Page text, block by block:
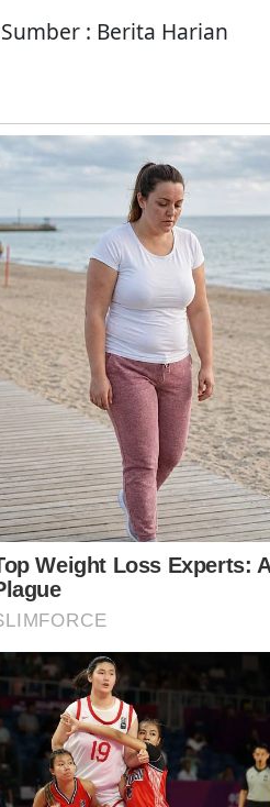
Sumber : Berita Harian